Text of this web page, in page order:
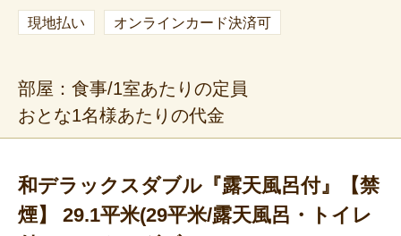
現地払い オンラインカード決済可
部屋：食事/1室あたりの定員
おとな1名様あたりの代金
和デラックスダブル『露天風呂付』【禁
煙】 29.1平米(29平米/露天風呂・トイレ